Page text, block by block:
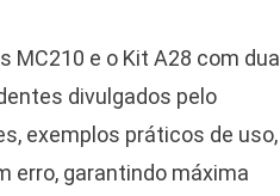
e o Kit A28 com
divulgados pelo
exemplos práticos de uso,
erro, garantindo máxima